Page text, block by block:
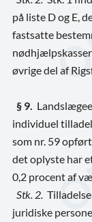
på liste D og E,
fastsatte
øvrige del af
§ 9.
individuel
som nr. 59
det oplyste har
0,2 procent af
Stk. 2.
juridiske